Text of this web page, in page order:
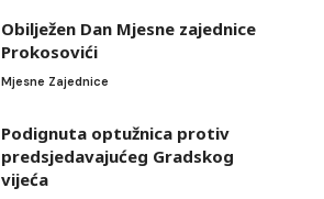
Obilježen Dan Mjesne zajednice
Prokosovići
Mjesne Zajednice
Podignuta optužnica protiv
predsjedavajućeg Gradskog
vijeća